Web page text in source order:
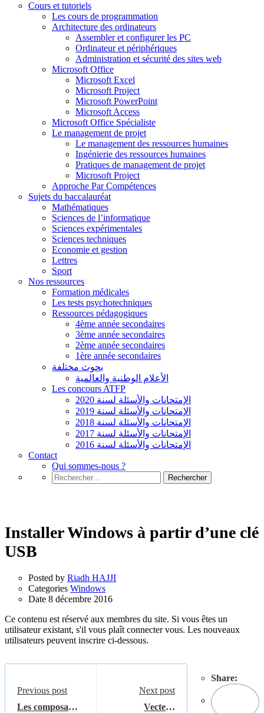
Cours et tutoriels
Les cours de programmation
Architecture des ordinateurs
Assembler et configurer les PC
Ordinateur et périphériques
Administration et sécurité des sites web
Microsoft Office
Microsoft Excel
Microsoft Project
Microsoft PowerPoint
Microsoft Access
Microsoft Office Spécialiste
Le management de projet
Le management des ressources humaines
Ingénierie des ressources humaines
Pratiques de management de projet
Microsoft Project
Approche Par Compétences
Sujets du baccalauréat
Mathématiques
Sciences de l’informatique
Sciences expérimentales
Sciences techniques
Economie et gestion
Lettres
Sport
Nos ressources
Formation médicales
Les tests psychotechniques
Ressources pédagogiques
4ème année secondaires
3ème année secondaires
2ème année secondaires
1ère année secondaires
بحوث مختلفة
الأعلام الوطنية والعالمية
Les concours ATFP
الإمتحانات والأسئلة لسنة 2020
الإمتحانات والأسئلة لسنة 2019
الإمتحانات والأسئلة لسنة 2018
الإمتحانات والأسئلة لسنة 2017
الإمتحانات والأسئلة لسنة 2016
Contact
Qui sommes-nous ?
Rechercher :
Installer Windows à partir d’une clé
USB
Posted by Riadh HAJJI
Categories Windows
Date 8 décembre 2016
Ce contenu est réservé aux membres du site. Si vous êtes un
utilisateur existant, s'il vous plaît connecter vous. Les nouveaux
utilisateurs peuvent inscrire ci-dessous.
Share:
Previous post
Les composants
Next post
Vecteur